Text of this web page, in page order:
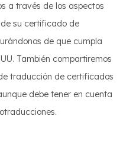
a través de los aspectos
su certificado de
de que cumpla
También compartiremos
traducción de certificados
debe tener en cuenta